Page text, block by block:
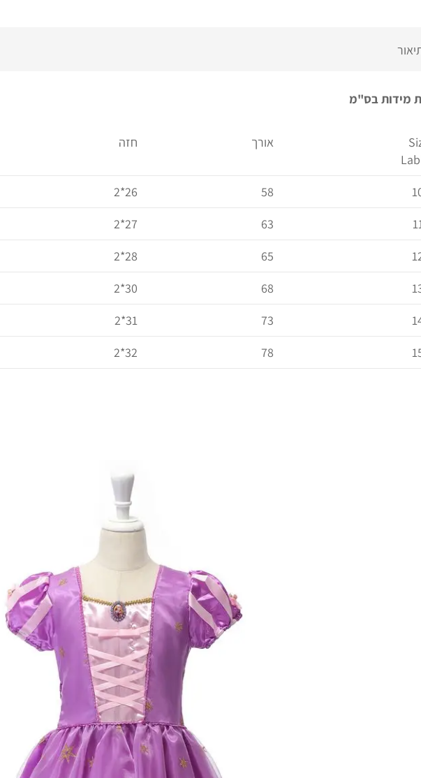
מידות בס"מ
אורך חזה
58
26*2
63
27*2
65
28*2
68
30*2
73
31*2
78
32*2